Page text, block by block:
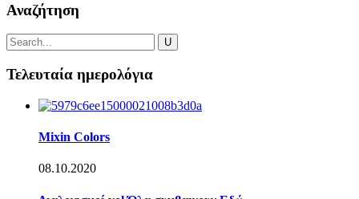
Αναζήτηση
Τελευταία ημερολόγια
Mixin Colors
08.10.2020